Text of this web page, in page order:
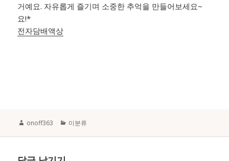
거예요. 자유롭게 즐기며 소중한 추억을 만들어보세요~
요!*
전자담배액상
Author
onoff363 Categories
미분류